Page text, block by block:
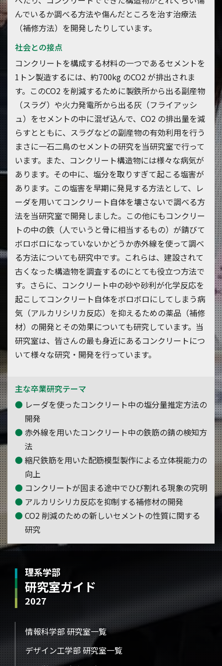
んでいるか調べる方法や傷んだところを治す治療法
（補修方法）を開発したりしています。
社会との接点
コンクリートを構成する材料の一つであるセメントを
1トン製造するには、約700kg のCO2 が排出されま
す。このCO2 を削減するために製鉄所から出る副産物
（スラグ）や火力発電所から出る灰（フライアッシ
ュ）をセメントの中に混ぜ込んで、CO2 の排出量を減
らすとともに、スラグなどの副産物の有効利用を行う
まさに一石二鳥のセメントの研究を当研究室で行って
います。また、コンクリート構造物には様々な病気が
あります。その中に、塩分を取りすぎて起こる塩害が
あります。この塩害を早期に発見する方法として、レ
ーダを用いてコンクリート自体を壊さないで調べる方
法を当研究室で開発しました。この他にもコンクリー
トの中の鉄（人でいうと骨に相当するもの）が錆びて
ボロボロになっていないかどうか赤外線を使って調べ
る方法についても研究中です。これらは、建設されて
古くなった構造物を調査するのにとても役立つ方法で
す。さらに、コンクリート中の砂や砂利が化学反応を
起こしてコンクリート自体をボロボロにしてしまう病
気（アルカリシリカ反応）を抑えるための薬品（補修
材）の開発とその効果についても研究しています。当
研究室は、皆さんの最も身近にあるコンクリートにつ
いて様々な研究・開発を行っています。
主な卒業研究テーマ
レーダを使ったコンクリート中の塩分量推定方法の
開発
赤外線を用いたコンクリート中の鉄筋の錆の検知方
法
縮尺鉄筋を用いた配筋模型製作による立体視能力の
向上
コンクリートが固まる途中でひび割れる現象の究明
アルカリシリカ反応を抑制する補修材の開発
CO2 削減のための新しいセメントの性質に関する
研究
理系学部
研究室ガイド
2027
情報科学部 研究室一覧
デザイン工学部 研究室一覧